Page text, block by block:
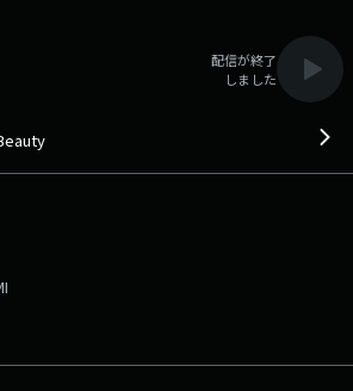
輝きたい！ そんなあなたと共に成長していくプ
サイト：
メッセージフォーム：
配信が終了
しました